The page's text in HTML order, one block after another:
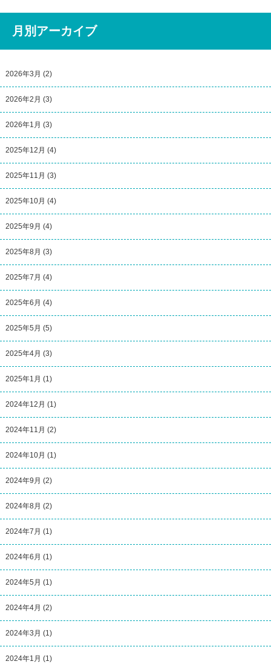
月別アーカイブ
2026年3月 (2)
2026年2月 (3)
2026年1月 (3)
2025年12月 (4)
2025年11月 (3)
2025年10月 (4)
2025年9月 (4)
2025年8月 (3)
2025年7月 (4)
2025年6月 (4)
2025年5月 (5)
2025年4月 (3)
2025年1月 (1)
2024年12月 (1)
2024年11月 (2)
2024年10月 (1)
2024年9月 (2)
2024年8月 (2)
2024年7月 (1)
2024年6月 (1)
2024年5月 (1)
2024年4月 (2)
2024年3月 (1)
2024年1月 (1)